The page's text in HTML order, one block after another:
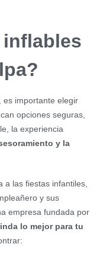
es importante elegir
opciones seguras,
la experiencia
y la
a las fiestas infantiles,
y sus
empresa fundada por
lo mejor para tu